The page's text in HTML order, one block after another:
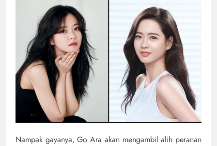
Nampak gayanya, Go Ara akan mengambil alih peranan